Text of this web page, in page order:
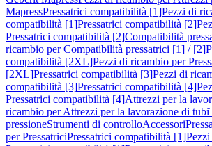
MapressPressatrici compatibilità [1]Pezzi di
compatibilità [1]Pressatrici compatibilità [2]
Pressatrici compatibilità [2]Compatibilità
ricambio per Compatibilità pressatrici [1] / [2]
compatibilità [2XL]Pezzi di ricambio per
[2XL]Pressatrici compatibilità [3]Pezzi di
compatibilità [3]Pressatrici compatibilità [4]
Pressatrici compatibilità [4]Attrezzi per la
ricambio per Attrezzi per la lavorazione di tubi
pressioneStrumenti di controlloAccessori
per PressatriciPressatrici compatibilità [1]